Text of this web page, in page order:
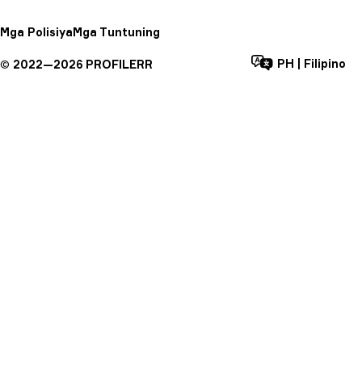
Mga PolisiyaMga Tuntuning
© 2022—2026 PROFILERR PH Filipino